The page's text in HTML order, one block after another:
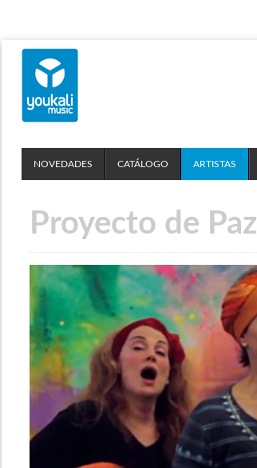
NOVEDADES CATÁLOGO ARTISTAS
Proyecto de Paz